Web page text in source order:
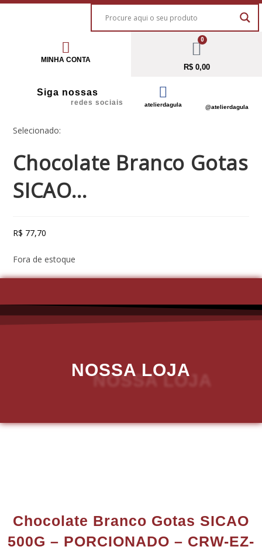
MINHA CONTA
0
R$0,00
Siga nossas
redes sociais atelierdagula @atelierdagula
Selecionado:
Chocolate Branco Gotas
SICAO…
R$ 77,70
Fora de estoque
NOSSA LOJA
Chocolate Branco Gotas SICAO
500G – PORCIONADO – CRW-EZ-